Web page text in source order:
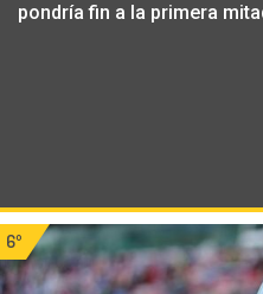
pondría fin a la primera
6º